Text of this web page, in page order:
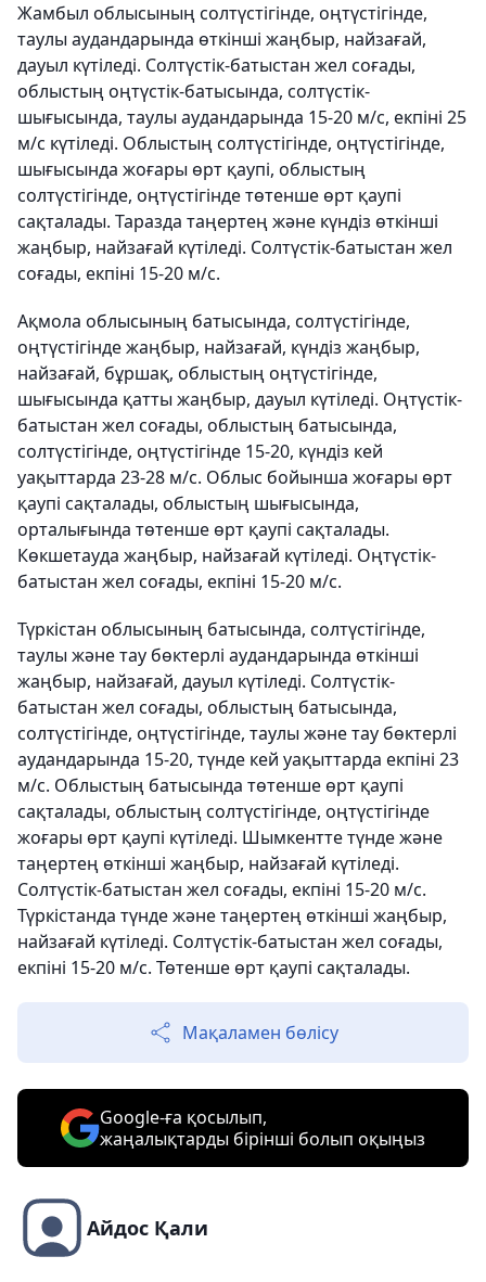
Жамбыл облысының солтүстігінде, оңтүстігінде,
таулы аудандарында өткінші жаңбыр, найзағай,
дауыл күтіледі. Солтүстік-батыстан жел соғады,
облыстың оңтүстік-батысында, солтүстік-
шығысында, таулы аудандарында 15-20 м/с, екпіні 25
м/с күтіледі. Облыстың солтүстігінде, оңтүстігінде,
шығысында жоғары өрт қаупі, облыстың
солтүстігінде, оңтүстігінде төтенше өрт қаупі
сақталады. Таразда таңертең және күндіз өткінші
жаңбыр, найзағай күтіледі. Солтүстік-батыстан жел
соғады, екпіні 15-20 м/с.
Ақмола облысының батысында, солтүстігінде,
оңтүстігінде жаңбыр, найзағай, күндіз жаңбыр,
найзағай, бұршақ, облыстың оңтүстігінде,
шығысында қатты жаңбыр, дауыл күтіледі. Оңтүстік-
батыстан жел соғады, облыстың батысында,
солтүстігінде, оңтүстігінде 15-20, күндіз кей
уақыттарда 23-28 м/с. Облыс бойынша жоғары өрт
қаупі сақталады, облыстың шығысында,
орталығында төтенше өрт қаупі сақталады.
Көкшетауда жаңбыр, найзағай күтіледі. Оңтүстік-
батыстан жел соғады, екпіні 15-20 м/с.
Түркістан облысының батысында, солтүстігінде,
таулы және тау бөктерлі аудандарында өткінші
жаңбыр, найзағай, дауыл күтіледі. Солтүстік-
батыстан жел соғады, облыстың батысында,
солтүстігінде, оңтүстігінде, таулы және тау бөктерлі
аудандарында 15-20, түнде кей уақыттарда екпіні 23
м/с. Облыстың батысында төтенше өрт қаупі
сақталады, облыстың солтүстігінде, оңтүстігінде
жоғары өрт қаупі күтіледі. Шымкентте түнде және
таңертең өткінші жаңбыр, найзағай күтіледі.
Солтүстік-батыстан жел соғады, екпіні 15-20 м/с.
Түркістанда түнде және таңертең өткінші жаңбыр,
найзағай күтіледі. Солтүстік-батыстан жел соғады,
екпіні 15-20 м/с. Төтенше өрт қаупі сақталады.
Мақаламен бөлісу
Google-ға қосылып,
жаңалықтарды бірінші болып оқыңыз
Айдос Қали